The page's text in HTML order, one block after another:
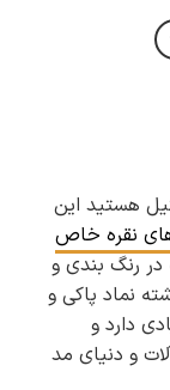
هستید این
های نقره خاص
رنگ بندی و
نماد پاکی و
دارد و
و دنیای مد